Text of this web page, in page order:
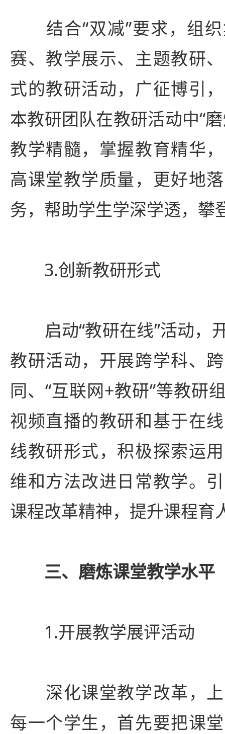
结合“双减”要求，组织
赛、教学展示、主题教研
式的教研活动，广征博引
本教研团队在教研活动中“
教学精髓，掌握教育精华
高课堂教学质量，更好地
务，帮助学生学深学透，攀
3.创新教研形式
启动“教研在线”活动，
教研活动，开展跨学科、
同、“互联网+教研”等教研
视频直播的教研和基于在
线教研形式，积极探索运
维和方法改进日常教学。
课程改革精神，提升课程育
三、磨炼课堂教学水平
1.开展教学展评活动
深化课堂教学改革，上
每一个学生，首先要把课